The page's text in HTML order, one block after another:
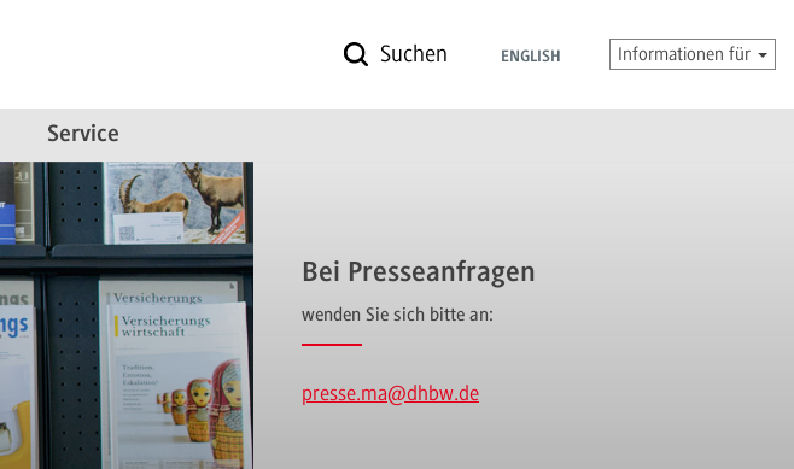
Suchen ENGLISH Informationen für
Service
Bei Presseanfragen
wenden Sie sich bitte an:
presse.ma@dhbw.de